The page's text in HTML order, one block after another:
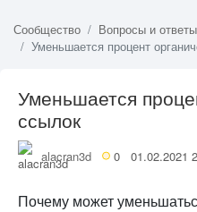
Сообщество
Вопросы и ответы
Уменьшается процент
Уменьшается
ссылок
alacran3d 0 01.02.2021
Почему может